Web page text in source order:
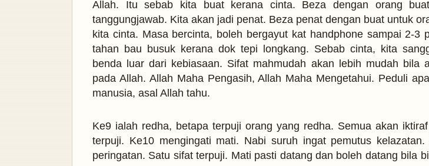
Allah. Itu sebab kita buat kerana cinta. Beza dengan orang
tanggungjawab. Kita akan jadi penat. Beza penat dengan buat untuk
kita cinta. Masa bercinta, boleh bergayut kat handphone sampai 2-3
tahan bau busuk kerana dok tepi longkang. Sebab cinta, kita
benda luar dari kebiasaan. Sifat mahmudah akan lebih mudah bila
pada Allah. Allah Maha Pengasih, Allah Maha Mengetahui. Peduli
manusia, asal Allah tahu.
Ke9 ialah redha, betapa terpuji orang yang redha. Semua akan
terpuji. Ke10 mengingati mati. Nabi suruh ingat pemutus kelazatan.
peringatan. Satu sifat terpuji. Mati pasti datang dan boleh datang bila